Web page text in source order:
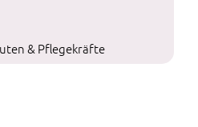
& Pflegekräfte